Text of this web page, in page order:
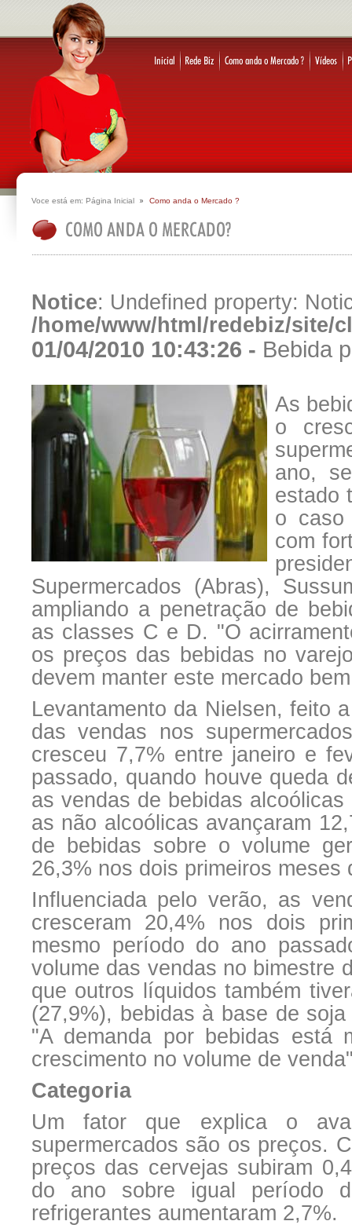
Voce está em: Página Inicial Como anda o Mercado ?
Notice: Undefined property:
/home/www/html/redebiz/site/
01/04/2010 10:43:26 - Bebida
As
o
ano,
estado
o caso
com
Supermercados (Abras),
ampliando a penetração de
as classes C e D. "O
os preços das bebidas no
devem manter este mercado
Levantamento da Nielsen, feito
das vendas nos
cresceu 7,7% entre janeiro e
passado, quando houve queda
as vendas de bebidas
as não alcoólicas avançaram
de bebidas sobre o volume
26,3% nos dois primeiros meses
Influenciada pelo verão, as
cresceram 20,4% nos dois
mesmo período do ano
volume das vendas no bimestre
que outros líquidos também
(27,9%), bebidas à base de
"A demanda por bebidas está
crescimento no volume de
Categoria
Um fator que explica o
supermercados são os preços.
preços das cervejas subiram
do ano sobre igual período
refrigerantes aumentaram 2,7%.